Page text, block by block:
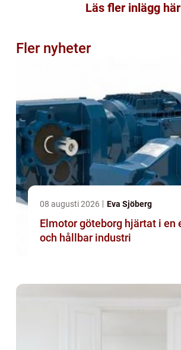
Läs fler inlägg här
Fler nyheter
08 augusti 2026 Eva Sjöberg
Elmotor göteborg hjärtat i en effektiv
och hållbar industri